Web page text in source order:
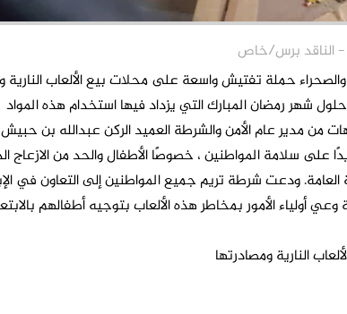
حملة تفتيش واسعة على محلات بيع الألعاب النارية
شهر رمضان المبارك التي يزداد فيها استخدام هذه المواد
من مدير عام الأمن والشرطة العميد الركن عبدالله بن حبيش
على سلامة المواطنين ، خصوصًا الأطفال والحد من الازعاج
العامة. ودعت شرطة تريم جميع المواطنين إلى التعاون في
أولياء الأمور بمخاطر هذه الألعاب بتوجيه أطفالهم